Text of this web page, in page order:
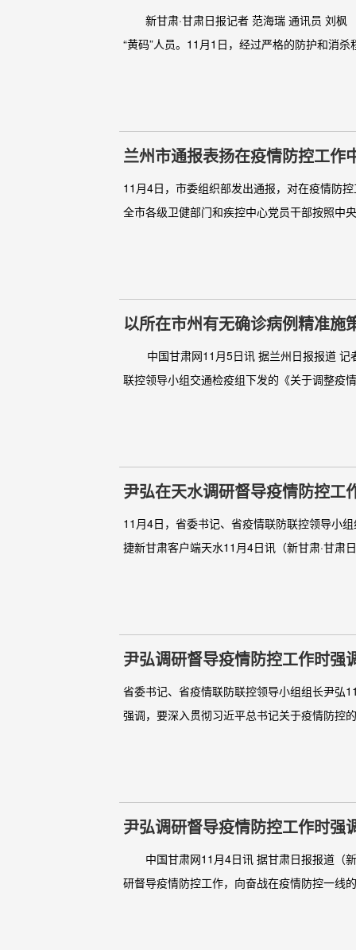
新甘肃·甘肃日报记者 范海瑞 通讯员 刘枫
“黄码”人员。11月1日，经过严格的防护和消
兰州市通报表扬在疫情防控工作
11月4日，市委组织部发出通报，对在疫情
全市各级卫健部门和疾控中心党员干部按照中
以所在市州有无确诊病例精准
中国甘肃网11月5日讯 据兰州日报报道 记
联控领导小组交通检疫组下发的《关于调整疫
尹弘在天水调研督导疫情防控工
间内有效遏制疫情蔓延
11月4日，省委书记、省疫情联防联控领导小
捷新甘肃客户端天水11月4日讯（新甘肃·甘
尹弘调研督导疫情防控工作时强
战
省委书记、省疫情联防联控领导小组组长尹弘
强调，要深入贯彻习近平总书记关于疫情防控
尹弘调研督导疫情防控工作时强
中国甘肃网11月4日讯 据甘肃日报报道（新
研督导疫情防控工作，向奋战在疫情防控一线